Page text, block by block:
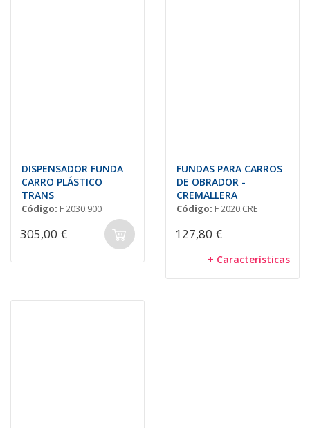
DISPENSADOR FUNDA
CARRO PLÁSTICO
TRANS
Código: F 2030.900
305,00 €
FUNDAS PARA CARROS
DE OBRADOR -
CREMALLERA
Código: F 2020.CRE
127,80 €
+ Características